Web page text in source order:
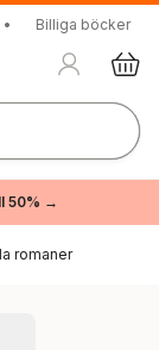
• Billiga böcker
50% →
romaner